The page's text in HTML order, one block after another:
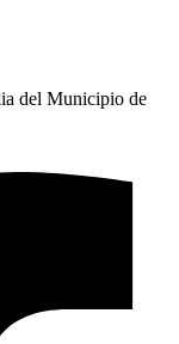
del Municipio de